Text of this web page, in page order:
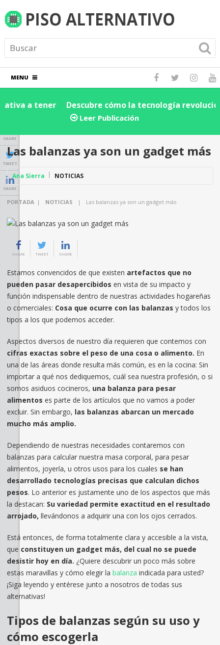
MENU
Descubre cómo la tecnología revoluciona la cadena
de suministro y logística: ¡Impulsa la eficiencia de tu
Leer Publicación
SHARE
TWEET
SHARE
Las balanzas ya son un gadget más
Ana Sierra NOTICIAS
PORTADA | NOTICIAS | Las balanzas ya son un gadget más
SHARE TWEET SHARE
Estamos convencidos de que existen artefactos que no
pueden pasar desapercibidos en vista de su impacto y
función indispensable dentro de nuestras actividades hogareñas
o comerciales: Cosa que ocurre con las balanzas y todos los
tipos a los que podemos acceder.
Aspectos diversos de nuestro día requieren que contemos con
cifras exactas sobre el peso de una cosa o alimento. En
una de las áreas donde resulta más común, es en la cocina: Sin
importar a qué nos dediquemos, cuál sea nuestra profesión, o si
somos asiduos cocineros, una balanza para pesar
alimentos es parte de los artículos que no vamos a poder
excluir. Sin embargo, las balanzas abarcan un mercado
mucho más amplio.
Dependiendo de nuestras necesidades contaremos con
balanzas para calcular nuestra masa corporal, para pesar
alimentos, joyería, u otros usos para los cuales se han
desarrollado tecnologías precisas que calculan dichos
pesos. Lo anterior es justamente uno de los aspectos que más
la destacan: Su variedad permite exactitud en el resultado
arrojado, llevándonos a adquirir una con los ojos cerrados.
Está entonces, de forma totalmente clara y accesible a la vista,
que constituyen un gadget más, del cual no se puede
desistir hoy en día. ¿Quiere descubrir un poco más sobre
estas maravillas y cómo elegir la balanza indicada para usted?
¡Siga leyendo y entérese junto a nosotros de todas sus
alternativas!
Tipos de balanzas según su uso y
cómo escogerla